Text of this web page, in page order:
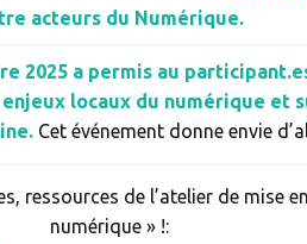
acteurs du Numérique.
2025 a permis au
enjeux locaux du numérique et
Cet événement donne envie
ressources de l’atelier de mise
numérique » !: